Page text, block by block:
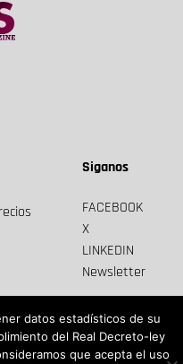
Siganos
FACEBOOK
X
LINKEDIN
Newsletter
datos estadísticos de su
del Real Decreto-ley
que acepta el uso